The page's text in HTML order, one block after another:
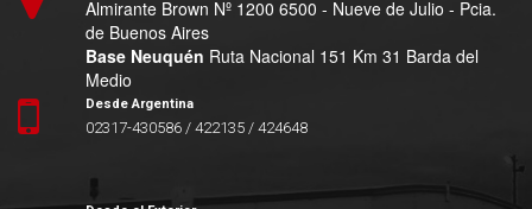
Almirante Brown Nº 1200 6500 - Nueve de Julio - Pcia.
de Buenos Aires
Base Neuquén Ruta Nacional 151 Km 31 Barda del
Medio
Desde Argentina
02317-430586 / 422135 / 424648